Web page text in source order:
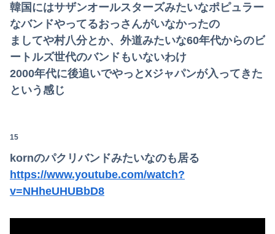
韓国にはサザンオールスターズみたいなポピュラー
なバンドやってるおっさんがいなかったの
ましてや村八分とか、外道みたいな60年代からのビ
ートルズ世代のバンドもいないわけ
2000年代に後追いでやっとXジャパンが入ってきた
という感じ
15
kornのパクリバンドみたいなのも居る
https://www.youtube.com/watch?
v=NHheUHUBbD8